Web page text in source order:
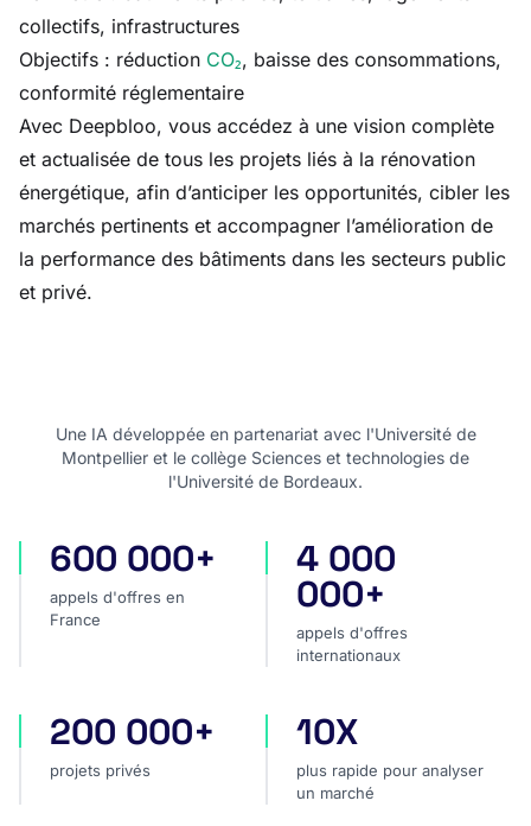
collectifs, infrastructures
Objectifs : réduction CO₂, baisse des consommations,
conformité réglementaire
Avec Deepbloo, vous accédez à une vision complète
et actualisée de tous les projets liés à la rénovation
énergétique, afin d’anticiper les opportunités, cibler les
marchés pertinents et accompagner l’amélioration de
la performance des bâtiments dans les secteurs public
et privé.
Une IA développée en partenariat avec l'Université de
Montpellier et le collège Sciences et technologies de
l'Université de Bordeaux.
appels d'offres en France
600 000+
appels d'offres en
France
appels d'offres
4 000
000+
appels d'offres
internationaux
projets privés
200 000+
projets privés
plus rapide pour analyser
10X
plus rapide pour analyser
un marché